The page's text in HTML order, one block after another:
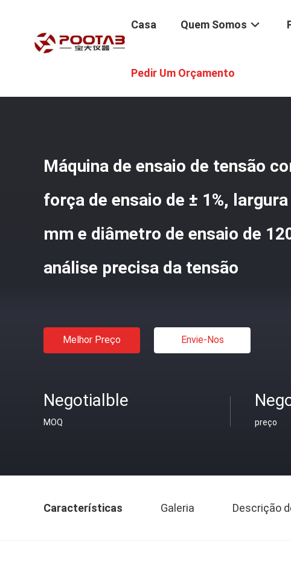
Casa Quem Somos
Pedir Um Orçamento
Para Análise Precisa Da Tensão
Máquina de ensaio de tensão
força de ensaio de ± 1%,
mm e diâmetro de ensaio de
análise precisa da tensão
Melhor Preço Envie-Nos
Negotialble
MOQ preço
Características Galeria Descrição